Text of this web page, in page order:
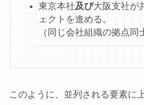
東京本社及び大阪支社が
ェクトを進める。
（同じ会社組織の拠点同
このように、並列される要素に